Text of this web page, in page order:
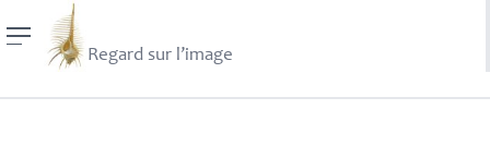
Regard sur l’image